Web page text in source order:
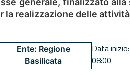
la realizzazione delle
Ente: Regione
Basilicata
Data
08:00